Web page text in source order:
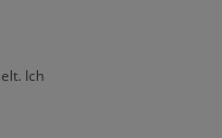
Ich